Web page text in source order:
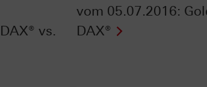
vs.
vom 05.07.2016:
DAX®